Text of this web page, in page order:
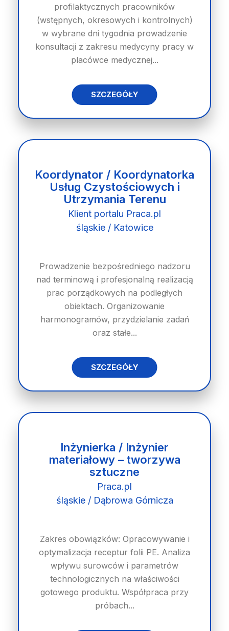
profilaktycznych pracowników
(wstępnych, okresowych i kontrolnych)
w wybrane dni tygodnia prowadzenie
konsultacji z zakresu medycyny pracy w
placówce medycznej...
SZCZEGÓŁY
Koordynator / Koordynatorka
Usług Czystościowych i
Utrzymania Terenu
Klient portalu Praca.pl
śląskie / Katowice
Prowadzenie bezpośredniego nadzoru
nad terminową i profesjonalną realizacją
prac porządkowych na podległych
obiektach. Organizowanie
harmonogramów, przydzielanie zadań
oraz stałe...
SZCZEGÓŁY
Inżynierka / Inżynier
materiałowy – tworzywa
sztuczne
Praca.pl
śląskie / Dąbrowa Górnicza
Zakres obowiązków: Opracowywanie i
optymalizacja receptur folii PE. Analiza
wpływu surowców i parametrów
technologicznych na właściwości
gotowego produktu. Współpraca przy
próbach...